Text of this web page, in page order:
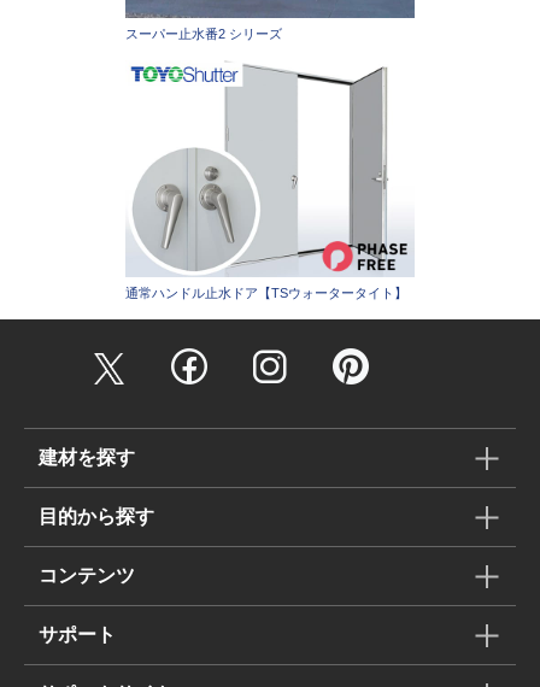
スーパー止水番2 シリーズ
通常ハンドル止水ドア【TSウォータータイト】
建材を探す
目的から探す
コンテンツ
サポート